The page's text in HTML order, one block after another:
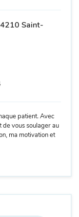
Saint-
patient. Avec
de vous soulager au
ma motivation et